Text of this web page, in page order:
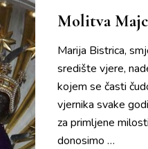
Molitva
Marija Bistrica,
središte vjere,
kojem se časti
vjernika svake
za primljene
donosimo …